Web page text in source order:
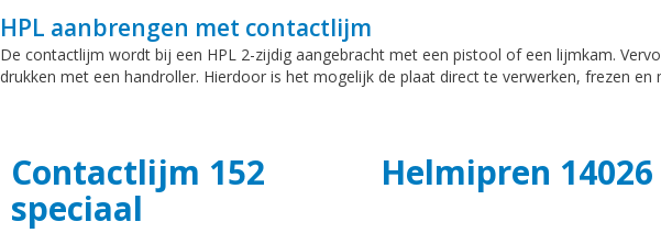
HPL aanbrengen met contactlijm
De contactlijm wordt bij een HPL 2-zijdig aangebracht met een pistool of een lijmkam.
drukken met een handroller. Hierdoor is het mogelijk de plaat direct te verwerken, frezen en
Contactlijm 152
speciaal
Helmipren 14026